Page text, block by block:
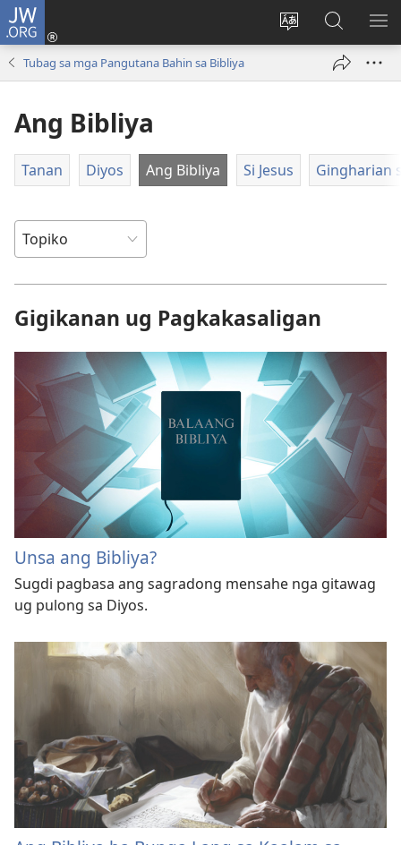
JW.ORG
Ilisi
pinulongan
Log
window)
Pangitaa
sa
JW.ORG
Tubag sa mga Pangutana Bahin sa Bibliya
Ang Bibliya
Tanan Diyos Ang Bibliya Si Jesus Gingharian
Gigikanan ug Pagkakasaligan
Unsa ang Bibliya?
Sugdi pagbasa ang sagradong mensahe nga gitawag
ug pulong sa Diyos.